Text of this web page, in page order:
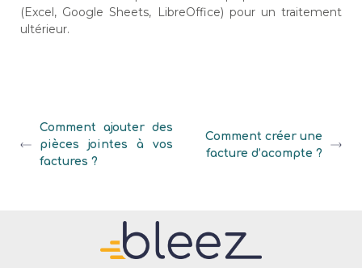
(Excel, Google Sheets, LibreOffice) pour un traitement
ultérieur.
Comment ajouter des
pièces jointes à vos
factures ?
Comment créer une
facture d’acompte ?